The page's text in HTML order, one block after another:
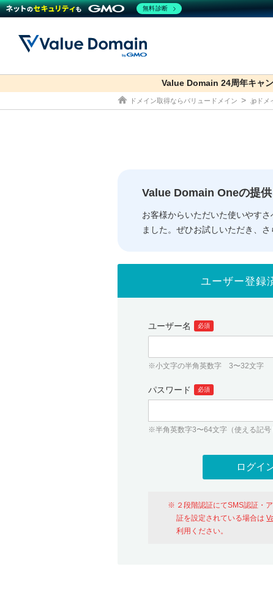
ドメイン ドメイ
人気ド
レンタルサーバー コアサ
セキュリティ Value
サービス お得意
従来のバリュ
従来のバリュ
Value Domain 24周年キャン
co.jpド
ドメイン取得ならバリュードメイン .jpド
Value Domain Oneの提供
お客様からいただいた使いやす
ました。ぜひお試しいただき、
ユーザー登録
ユーザー名 必須
※小文字の半角英数字 3〜32文字
パスワード 必須
※半角英数字3〜64文字（使える記号
２段階認証にてSMS認証・
証を設定されている場合は
利用ください。
無料診断